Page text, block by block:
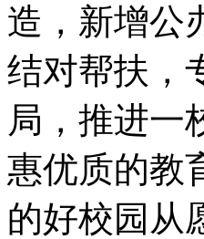
造，新增公
结对帮扶，
局，推进
惠优质的教
的好校园从